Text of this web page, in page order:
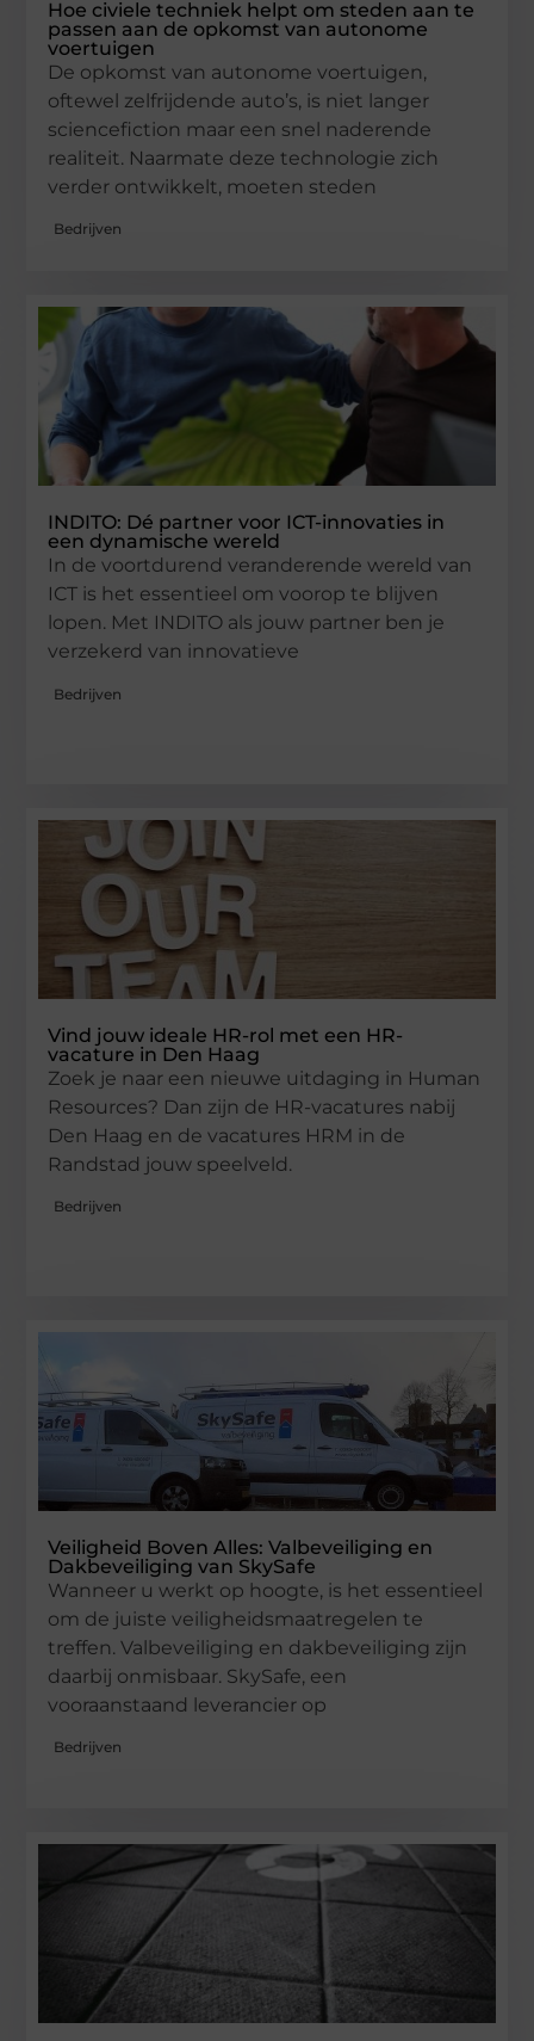
Hoe civiele techniek helpt om steden aan te
passen aan de opkomst van autonome
voertuigen
De opkomst van autonome voertuigen,
oftewel zelfrijdende auto’s, is niet langer
sciencefiction maar een snel naderende
realiteit. Naarmate deze technologie zich
verder ontwikkelt, moeten steden
Bedrijven
INDITO: Dé partner voor ICT-innovaties in
een dynamische wereld
In de voortdurend veranderende wereld van
ICT is het essentieel om voorop te blijven
lopen. Met INDITO als jouw partner ben je
verzekerd van innovatieve
Bedrijven
Vind jouw ideale HR-rol met een HR-
vacature in Den Haag
Zoek je naar een nieuwe uitdaging in Human
Resources? Dan zijn de HR-vacatures nabij
Den Haag en de vacatures HRM in de
Randstad jouw speelveld.
Bedrijven
Veiligheid Boven Alles: Valbeveiliging en
Dakbeveiliging van SkySafe
Wanneer u werkt op hoogte, is het essentieel
om de juiste veiligheidsmaatregelen te
treffen. Valbeveiliging en dakbeveiliging zijn
daarbij onmisbaar. SkySafe, een
vooraanstaand leverancier op
Bedrijven